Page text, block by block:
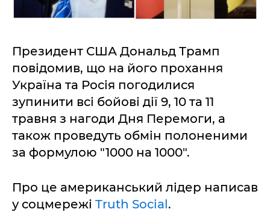
Президент США Дональд Трамп
повідомив, що на його прохання
Україна та Росія погодилися
зупинити всі бойові дії 9, 10 та 11
травня з нагоди Дня Перемоги, а
також проведуть обмін полоненими
за формулою "1000 на 1000".
Про це американський лідер написав
у соцмережі Truth Social.